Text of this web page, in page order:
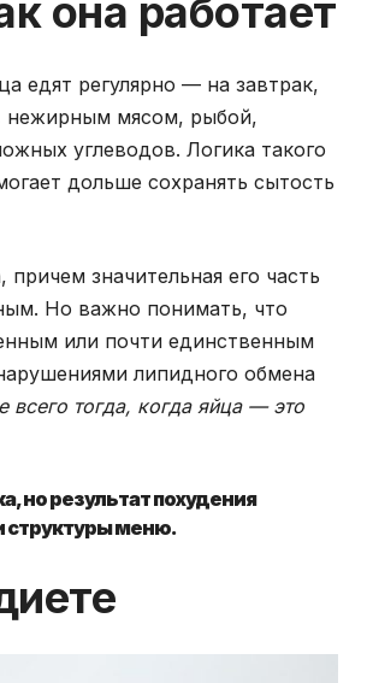
она работает
едят регулярно — на завтрак,
нежирным мясом, рыбой,
углеводов. Логика такого
дольше сохранять сытость
значительная его часть
Но важно понимать, что
или почти единственным
липидного обмена
всего тогда, когда яйца — это
но результат похудения
структуры меню.